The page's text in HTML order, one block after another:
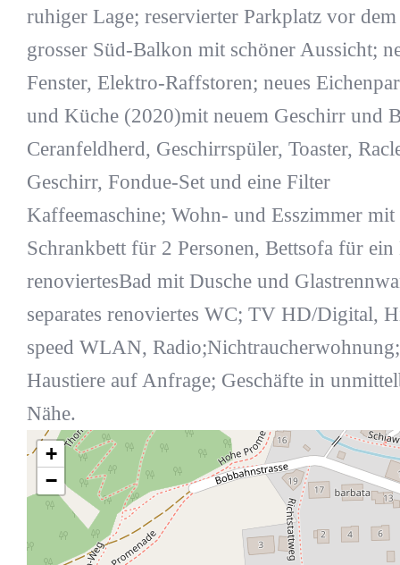
ruhiger Lage; reservierter Parkplatz vor
grosser Süd-Balkon mit schöner Aussicht;
Fenster, Elektro-Raffstoren; neues
und Küche (2020)mit neuem Geschirr und
Ceranfeldherd, Geschirrspüler, Toaster,
Geschirr, Fondue-Set und eine Filter
Kaffeemaschine; Wohn- und Esszimmer mit
Schrankbett für 2 Personen, Bettsofa für
renoviertesBad mit Dusche und
separates renoviertes WC; TV HD/Digital,
speed WLAN, Radio;Nichtraucherwohnung;
Haustiere auf Anfrage; Geschäfte in
Nähe.
+
−